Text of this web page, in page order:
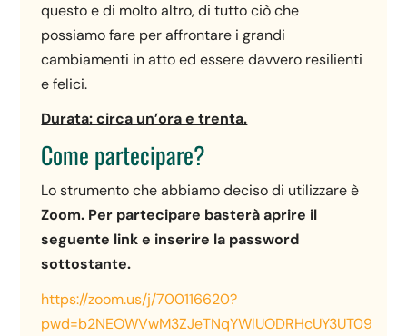
questo e di molto altro, di tutto ciò che
possiamo fare per affrontare i grandi
cambiamenti in atto ed essere davvero resilienti
e felici.
Durata: circa un’ora e trenta.
Come partecipare?
Lo strumento che abbiamo deciso di utilizzare è
Zoom. Per partecipare basterà aprire il
seguente link e inserire la password
sottostante.
https://zoom.us/j/700116620?
pwd=b2NEOWVwM3ZJeTNqYWlUODRHcUY3UT09